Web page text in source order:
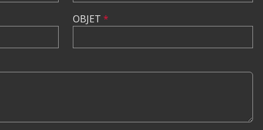
OBJET *